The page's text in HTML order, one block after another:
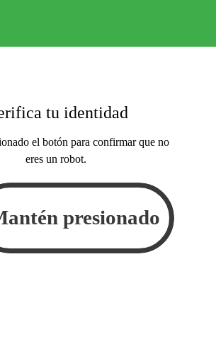
tu identidad
el botón para confirmar que no
eres un robot.